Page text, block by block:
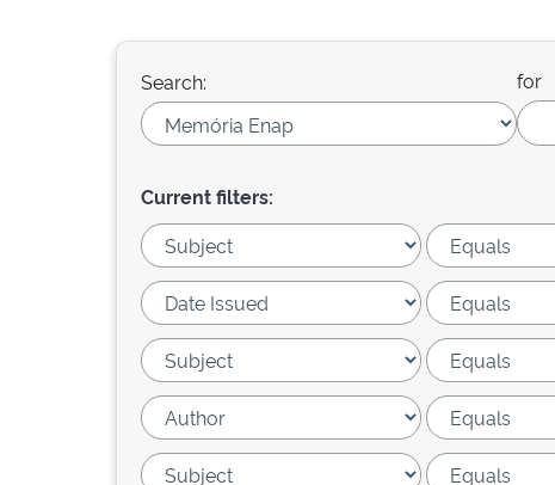
Search: for
Current filters: